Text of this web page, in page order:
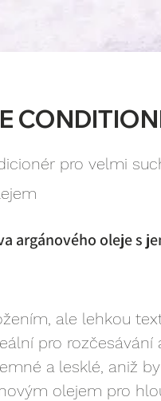
pro velmi
argánového oleje s
ale lehkou
pro rozčesávání
a lesklé, aniž
olejem pro